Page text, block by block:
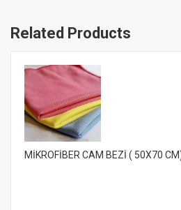
Related Products
MİKROFİBER CAM BEZİ ( 50X70